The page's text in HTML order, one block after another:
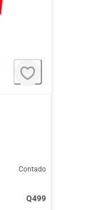
Contado
Q499